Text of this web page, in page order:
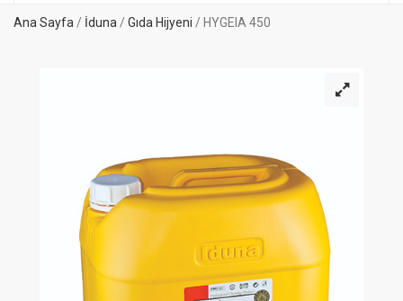
Ana Sayfa/ İduna/ Gıda Hijyeni / HYGEIA 450